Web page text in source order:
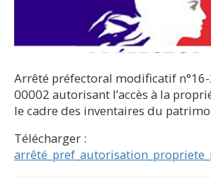
Arrêté préfectoral modificatif
00002 autorisant l’accès à la
le cadre des inventaires du
Télécharger :